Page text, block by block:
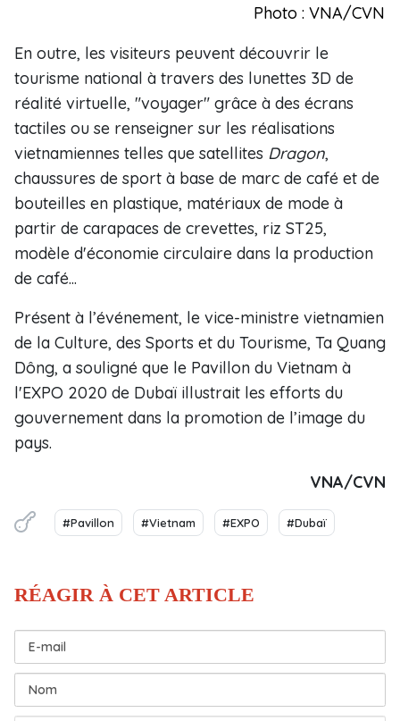
Photo : VNA/CVN
En outre, les visiteurs peuvent découvrir le
tourisme national à travers des lunettes 3D de
réalité virtuelle, "voyager" grâce à des écrans
tactiles ou se renseigner sur les réalisations
vietnamiennes telles que satellites Dragon,
chaussures de sport à base de marc de café et de
bouteilles en plastique, matériaux de mode à
partir de carapaces de crevettes, riz ST25,
modèle d'économie circulaire dans la production
de café...
Présent à l’événement, le vice-ministre vietnamien
de la Culture, des Sports et du Tourisme, Ta Quang
Dông, a souligné que le Pavillon du Vietnam à
l'EXPO 2020 de Dubaï illustrait les efforts du
gouvernement dans la promotion de l’image du
pays.
VNA/CVN
#Pavillon #Vietnam #EXPO #Dubaï